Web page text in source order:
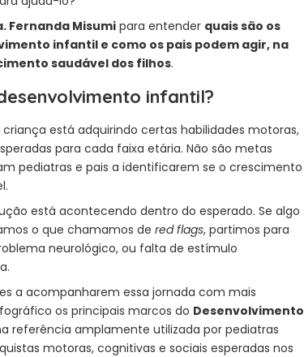
Fernanda Misumi para entender quais são os
infantil e como os pais podem agir, na
saudável dos filhos.
infantil?
está adquirindo certas habilidades motoras,
para cada faixa etária. Não são metas
pediatras e pais a identificarem se o crescimento
está acontecendo dentro do esperado. Se algo
o que chamamos de red flags, partimos para
neurológico, ou falta de estímulo
a acompanharem essa jornada com mais
os principais marcos do Desenvolvimento
referência amplamente utilizada por pediatras
motoras, cognitivas e sociais esperadas nos